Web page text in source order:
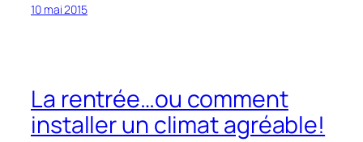
10 mai 2015
La rentrée…ou comment
installer un climat agréable!